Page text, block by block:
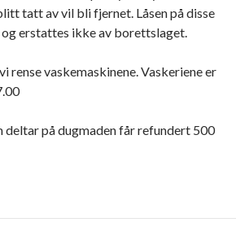
tatt av vil bli fjernet. Låsen på disse
erstattes ikke av borettslaget.
rense vaskemaskinene. Vaskeriene er
deltar på dugmaden får refundert 500